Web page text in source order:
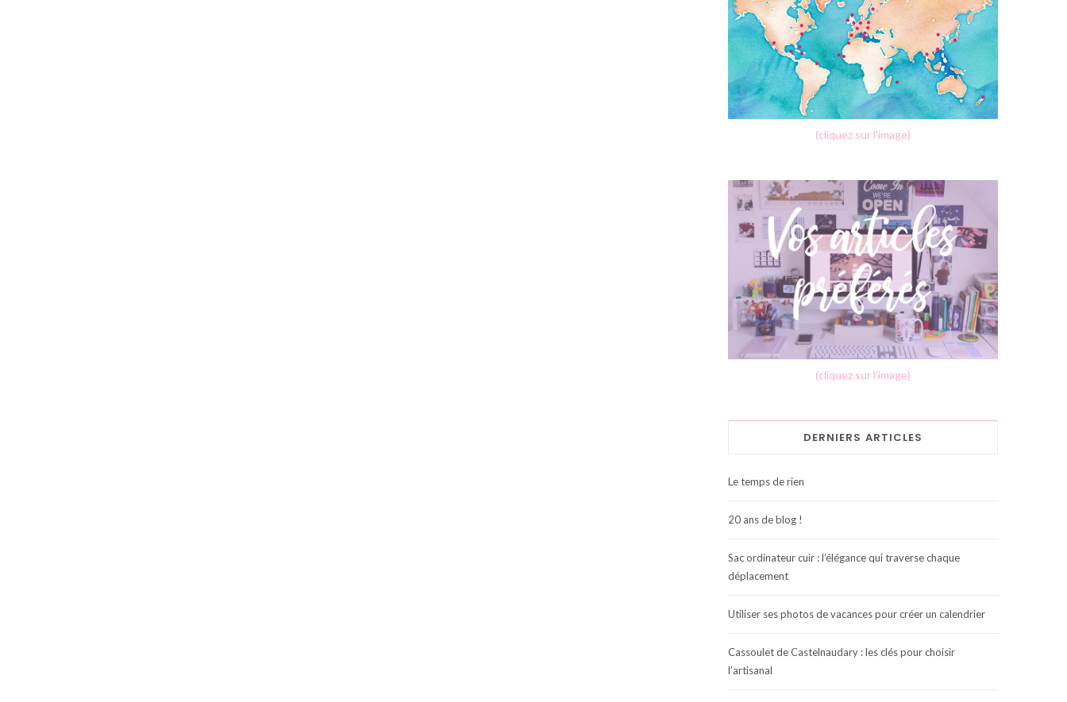
(cliquez sur l'image)
(cliquez sur l'image)
DERNIERS ARTICLES
Le temps de rien
20 ans de blog !
Sac ordinateur cuir : l’élégance qui traverse chaque
déplacement
Utiliser ses photos de vacances pour créer un calendrier
Cassoulet de Castelnaudary : les clés pour choisir
l’artisanal